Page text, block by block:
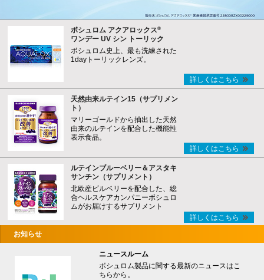
ボシュロム アクアロックス®
ワンデー UV シン トーリック
ボシュロム史上、最も洗練された
1dayトーリックレンズ。
詳しくはこちら
天然由来ルテイン15（サプリメン
ト）
マリーゴールドから抽出した天然
由来のルテインを配合した機能性
表示食品。
詳しくはこちら
ルテインブルーベリー＆アスタキ
サンチン（サプリメント）
北欧産ビルベリーを配合した、総
合ヘルスケアカンパニーボシュロ
ムがお届けするサプリメント
詳しくはこちら
お知らせ
ニュースルーム
ボシュロム製品に関する最新のニュースはこ
ちらから。